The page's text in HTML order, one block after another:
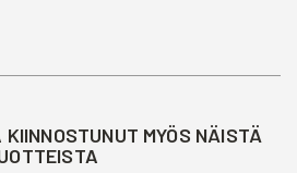
MYÖS NÄISTÄ